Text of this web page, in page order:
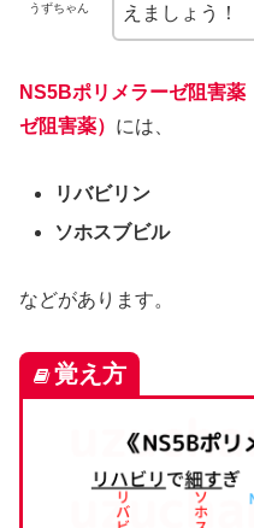
うずちゃん
えましょう！
NS5Bポリメラーゼ阻害薬
ゼ阻害薬） には、
リバビリン
ソホスブビル
などがあります。
覚え方